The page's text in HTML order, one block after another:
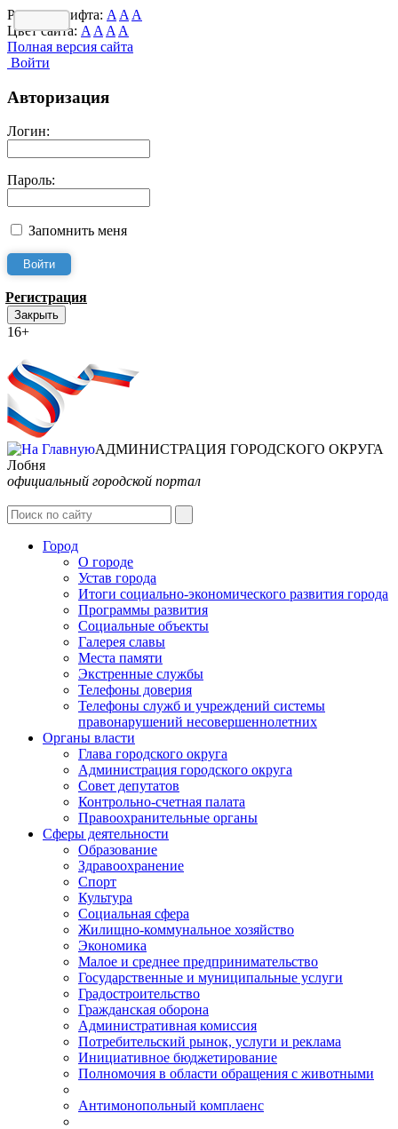
Размер шрифта: A A A
Цвет сайта: A A A A
Полная версия сайта
Войти
Авторизация
Логин:
Пароль:
Запомнить меня
Регистрация
Закрыть
16+
АДМИНИСТРАЦИЯ ГОРОДСКОГО ОКРУГА
Лобня
официальный городской портал
Город
О городе
Устав города
Итоги социально-экономического развития города
Программы развития
Социальные объекты
Галерея славы
Места памяти
Экстренные службы
Телефоны доверия
Телефоны служб и учреждений системы
правонарушений несовершеннолетних
Органы власти
Глава городского округа
Администрация городcкого округа
Совет депутатов
Контрольно-счетная палата
Правоохранительные органы
Сферы деятельности
Образование
Здравоохранение
Спорт
Культура
Социальная сфера
Жилищно-коммунальное хозяйство
Экономика
Малое и среднее предпринимательство
Государственные и муниципальные услуги
Градостроительство
Гражданская оборона
Административная комиссия
Потребительский рынок, услуги и реклама
Инициативное бюджетирование
Полномочия в области обращения с животными
Антимонопольный комплаенс